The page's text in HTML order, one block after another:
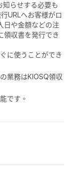
知らせする必要も
URLへお客様がロ
日や金額などの注
領収書を発行でき
に使うことができ
業務はKIOSQ領収
です。